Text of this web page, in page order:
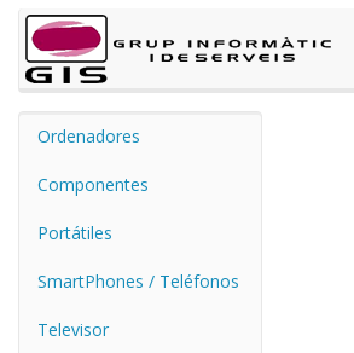
Ordenadores
Componentes
Portátiles
SmartPhones / Teléfonos
Televisor